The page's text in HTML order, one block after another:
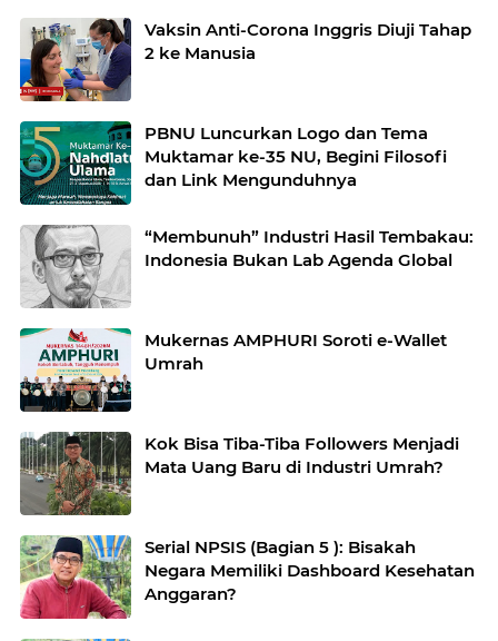
Vaksin Anti-Corona Inggris Diuji Tahap
2 ke Manusia
PBNU Luncurkan Logo dan Tema
Muktamar ke-35 NU, Begini Filosofi
dan Link Mengunduhnya
“Membunuh” Industri Hasil Tembakau:
Indonesia Bukan Lab Agenda Global
Mukernas AMPHURI Soroti e-Wallet
Umrah
Kok Bisa Tiba-Tiba Followers Menjadi
Mata Uang Baru di Industri Umrah?
Serial NPSIS (Bagian 5 ): Bisakah
Negara Memiliki Dashboard Kesehatan
Anggaran?